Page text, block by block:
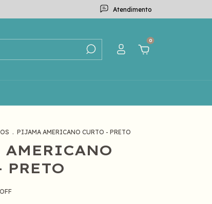
Atendimento
0
. PIJAMA AMERICANO CURTO - PRETO
PRETO
OFF